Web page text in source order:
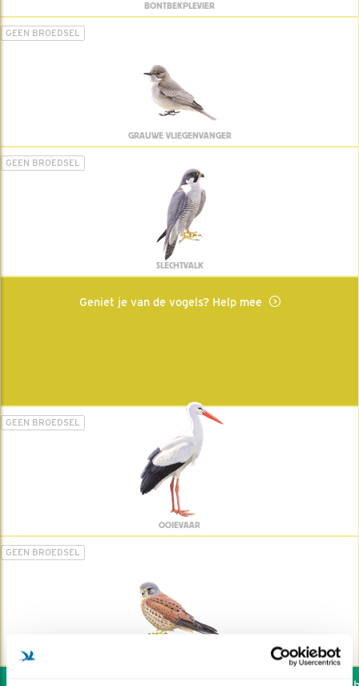
BONTBEKPLEVIER
GEEN BROEDSEL
GRAUWE VLIEGENVANGER
GEEN BROEDSEL
SLECHTVALK
Geniet je van de vogels? Help mee
GEEN BROEDSEL
OOIEVAAR
GEEN BROEDSEL